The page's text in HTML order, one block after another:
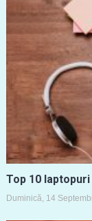
Top 10
Duminică, 14